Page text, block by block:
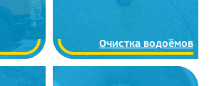
Очистка водоёмов